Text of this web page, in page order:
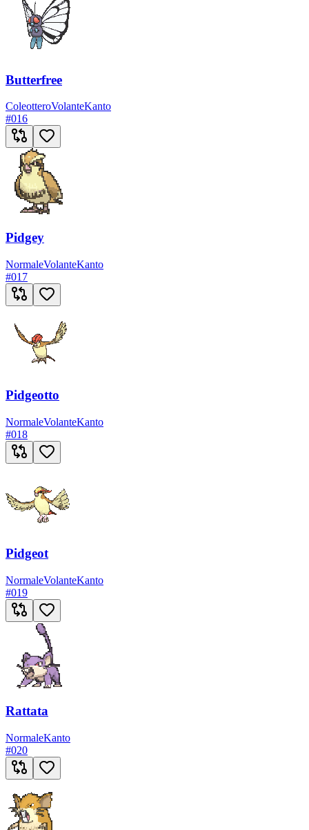
Butterfree
ColeotteroVolanteKanto
#016
Pidgey
NormaleVolanteKanto
#017
Pidgeotto
NormaleVolanteKanto
#018
Pidgeot
NormaleVolanteKanto
#019
Rattata
NormaleKanto
#020